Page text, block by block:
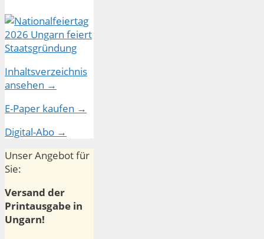
Inhaltsverzeichnis
ansehen →
E-Paper kaufen →
Digital-Abo →
Unser Angebot für
Sie:
Versand der
Printausgabe in
Ungarn!